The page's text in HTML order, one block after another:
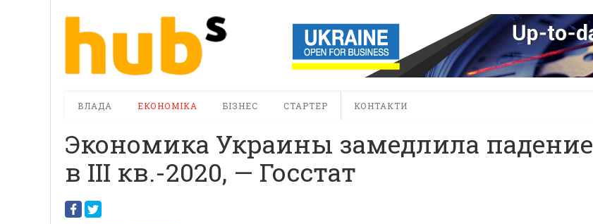
ВЛАДА ЕКОНОМІКА БІЗНЕС СТАРТЕР КОНТАКТИ
Экономика Украины замедлила падение
в III кв.-2020, — Госстат